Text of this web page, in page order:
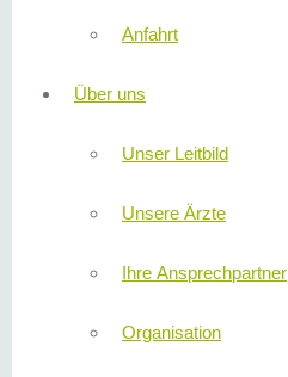
Anfahrt
Über uns
Unser Leitbild
Unsere Ärzte
Ihre Ansprechpartner
Organisation